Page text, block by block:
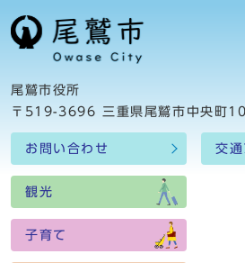
尾鷲市役所
〒519-3696 三重県尾鷲市中央町
お問い合わせ 交通
観光
子育て